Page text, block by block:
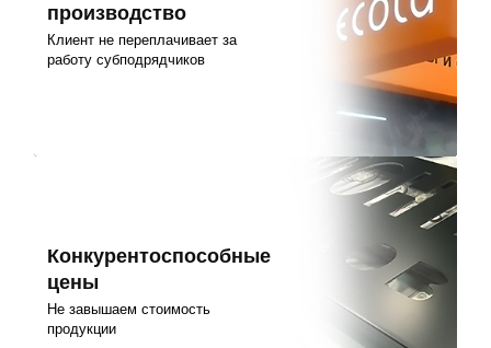
производство
Клиент не переплачивает за
работу субподрядчиков
Конкурентоспособные
цены
Не завышаем стоимость
продукции